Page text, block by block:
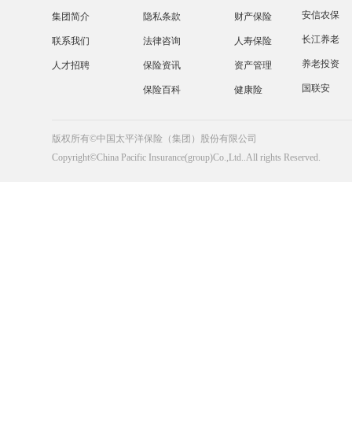
集团简介
联系我们
人才招聘
隐私条款
法律咨询
保险资讯
保险百科
财产保险
人寿保险
资产管理
健康险
安信农保
长江养老
养老投资
国联安
版权所有©中国太平洋保险（集团）股份有限公司
Copyright©China Pacific Insurance(group)Co.,Ltd..All rights Reserved.